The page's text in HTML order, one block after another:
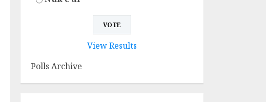
View Results
Polls Archive